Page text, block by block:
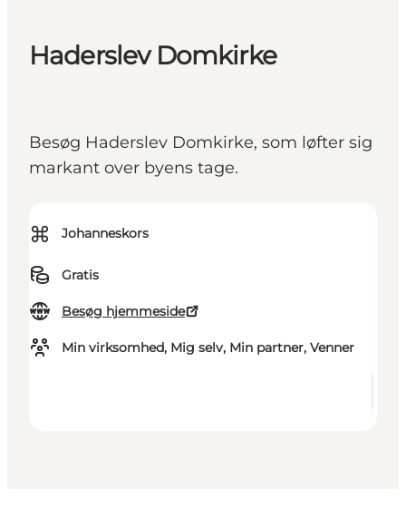
Haderslev Domkirke
Besøg Haderslev Domkirke, som løfter sig
markant over byens tage.
⌘ Johanneskors
Gratis
Besøg hjemmeside
Min virksomhed, Mig selv, Min partner, Venner